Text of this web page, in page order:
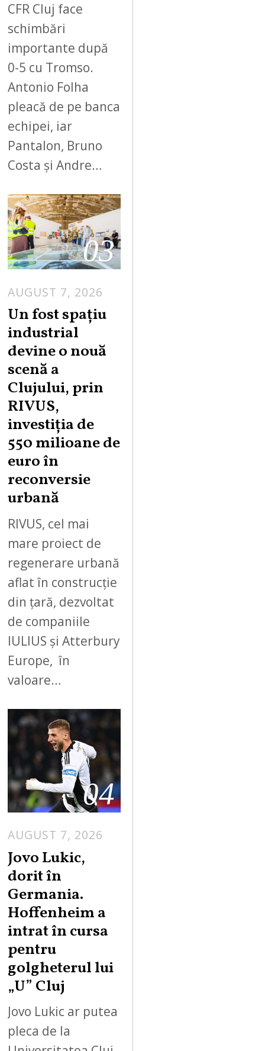
CFR Cluj face
schimbări
importante după
0-5 cu Tromso.
Antonio Folha
pleacă de pe banca
echipei, iar
Pantalon, Bruno
Costa și Andre…
03
AUGUST 7, 2026
Un fost spațiu
industrial
devine o nouă
scenă a
Clujului, prin
RIVUS,
investiția de
550 milioane de
euro în
reconversie
urbană
RIVUS, cel mai
mare proiect de
regenerare urbană
aflat în construcție
din țară, dezvoltat
de companiile
IULIUS și Atterbury
Europe, în
valoare…
04
AUGUST 7, 2026
Jovo Lukic,
dorit în
Germania.
Hoffenheim a
intrat în cursa
pentru
golgheterul lui
„U” Cluj
Jovo Lukic ar putea
pleca de la